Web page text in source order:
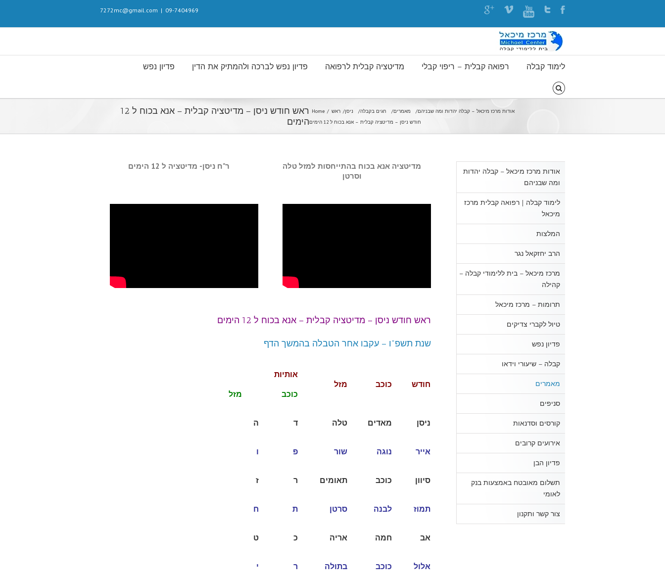
09-7404969
|
7272mc@gmail.com
לימוד קבלה רפואה קבלית – ריפוי קבלי מדיטציה קבלית לרפואה פדיון נפש לברכה ולהמתיק את הדין פדיון נפש
ראש חודש ניסן – מדיטציה קבלית – אנא בכוח ל 12
הימים
Home אודות מרכז מיכאל – קבלה יהדות ומה שבניהם מאמרים חגים בקבלה ניסן
ראש
חודש ניסן – מדיטציה קבלית – אנא בכוח ל 12 הימים
מדיטציה אנא בכוח בהתייחסות למזל טלה
וסרטן
ר"ח ניסן- מדיטציה ל 12 הימים
ראש חודש ניסן – מדיטציה קבלית – אנא בכוח ל 12 הימים
שנת תשפ"ו – עקבו אחר הטבלה בהמשך הדף
חודש כוכב מזל
אותיות
כוכב מזל
ניסן מאדים טלה ד ה
אייר נוגה שור פ ו
סיוון כוכב תאומים ר ז
תמוז לבנה סרטן ת ח
אב חמה אריה כ ט
אלול כוכב בתולה ר י
אודות מרכז מיכאל – קבלה יהדות
ומה שבניהם
לימוד קבלה | רפואה קבלית מרכז
מיכאל
המלצות
הרב יחזקאל נגר
מרכז מיכאל – בית ללימודי קבלה –
קהילה
תרומות – מרכז מיכאל
טיול לקברי צדיקים
פדיון נפש
קבלה – שיעורי וידאו
מאמרים
סניפים
קורסים וסדנאות
אירועים קרובים
פדיון הבן
תשלום מאובטח באמצעות בנק
לאומי
צור קשר ותקנון